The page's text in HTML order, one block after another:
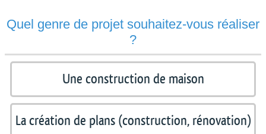
Quel genre de projet souhaitez-vous réaliser
?
Une construction de maison
La création de plans (construction, rénovation)